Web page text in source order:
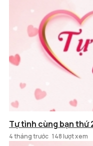
Tự tình cùng bạn thứ
4 tháng trước 148 lượt xem